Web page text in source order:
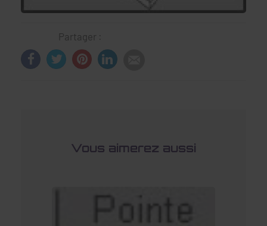
Partager :
Vous aimerez aussi